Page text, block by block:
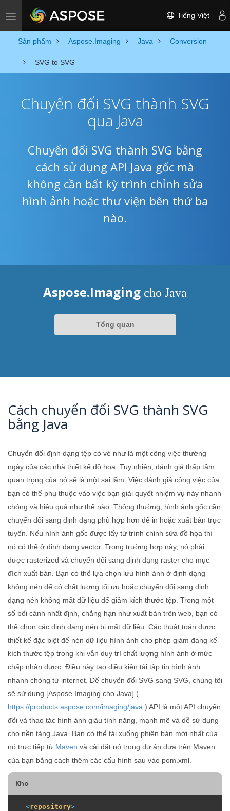
Toggle navigation Tiếng Việt
Sản phẩm Aspose.Imaging Java Conversion
SVG to SVG
Chuyển đổi SVG thành SVG
qua Java
Chuyển đổi SVG thành SVG bằng
cách sử dụng API Java gốc mà
không cần bất kỳ trình chỉnh sửa
hình ảnh hoặc thư viện bên thứ ba
nào.
Aspose.Imaging cho Java
Tổng quan
Cách chuyển đổi SVG thành SVG
bằng Java
Chuyển đổi định dạng tệp có vẻ như là một công việc thường
ngày của các nhà thiết kế đồ họa. Tuy nhiên, đánh giá thấp tầm
quan trọng của nó sẽ là một sai lầm. Việc đánh giá công việc của
bạn có thể phụ thuộc vào việc bạn giải quyết nhiệm vụ này nhanh
chóng và hiệu quả như thế nào. Thông thường, hình ảnh gốc cần
chuyển đổi sang định dạng phù hợp hơn để in hoặc xuất bản trực
tuyến. Nếu hình ảnh gốc được lấy từ trình chỉnh sửa đồ họa thì
nó có thể ở định dạng vector. Trong trường hợp này, nó phải
được rasterized và chuyển đổi sang định dạng raster cho mục
đích xuất bản. Bạn có thể lựa chọn lưu hình ảnh ở định dạng
không nén để có chất lượng tối ưu hoặc chuyển đổi sang định
dạng nén không mất dữ liệu để giảm kích thước tệp. Trong một
số bối cảnh nhất định, chẳng hạn như xuất bản trên web, bạn có
thể chọn các định dạng nén bị mất dữ liệu. Các thuật toán được
thiết kế đặc biệt để nén dữ liệu hình ảnh cho phép giảm đáng kể
kích thước tệp trong khi vẫn duy trì chất lượng hình ảnh ở mức
chấp nhận được. Điều này tạo điều kiện tải tập tin hình ảnh
nhanh chóng từ internet. Để chuyển đổi SVG sang SVG, chúng tôi
sẽ sử dụng [Aspose.Imaging cho Java] (
https://products.aspose.com/imaging/java ) API là một API chuyển
đổi và thao tác hình ảnh giàu tính năng, mạnh mẽ và dễ sử dụng
cho nền tảng Java. Bạn có thể tải xuống phiên bản mới nhất của
nó trực tiếp từ Maven và cài đặt nó trong dự án dựa trên Maven
của bạn bằng cách thêm các cấu hình sau vào pom.xml.
Kho
<repository>